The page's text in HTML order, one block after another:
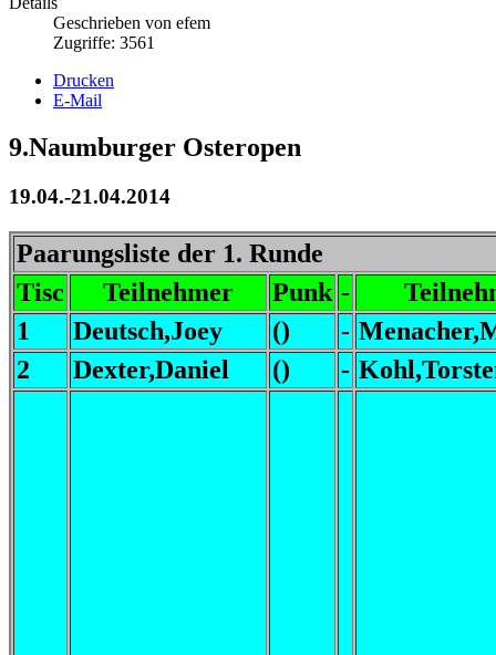
Geschrieben von efem
Zugriffe: 3561
Drucken
E-Mail
9.Naumburger Osteropen
19.04.-21.04.2014
Paarungsliste der 1. Runde
Tisc
Teilnehmer Punk -
1
Deutsch,Joey () -
2
Dexter,Daniel () -